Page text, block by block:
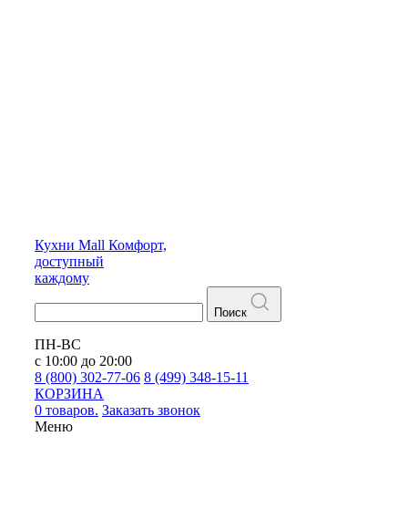
Кухни Mall Комфорт,
доступный
каждому
Поиск
ПН-ВС
с 10:00 до 20:00
8 (800) 302-77-06 8 (499) 348-15-11
КОРЗИНА
0 товаров. Заказать звонок
Меню